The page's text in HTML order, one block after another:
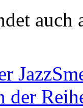
auch
der